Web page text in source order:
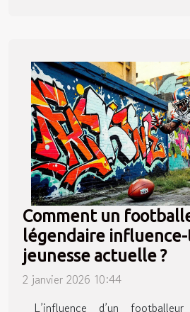
Comment un
légendaire
jeunesse actuelle ?
2 janvier 2026 10:44
L’influence d’un